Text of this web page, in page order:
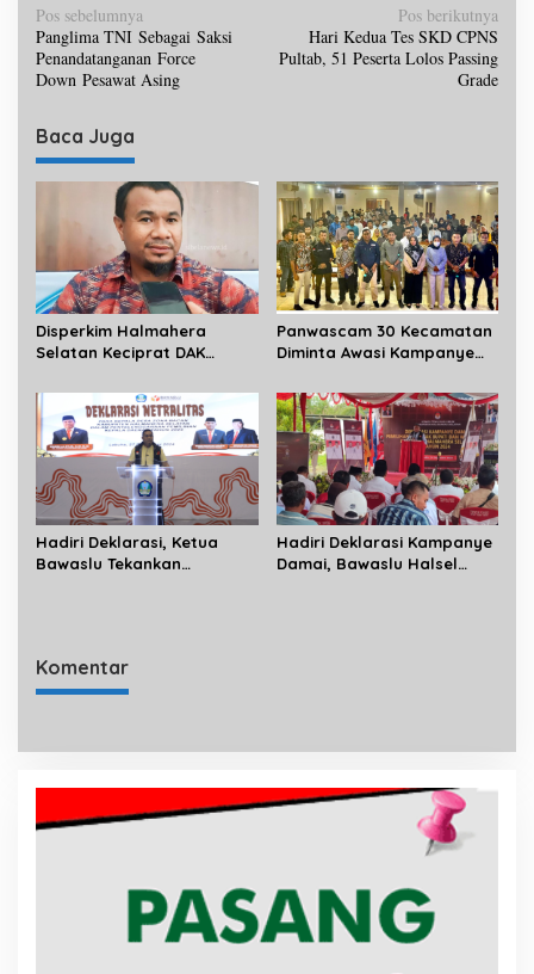
N
a
v
i
g
a
s
i
p
o
s
Pos sebelumnya
Panglima TNI Sebagai Saksi
Penandatanganan Force
Down Pesawat Asing
Pos berikutnya
Hari Kedua Tes SKD CPNS
Pultab, 51 Peserta Lolos Passing
Grade
Baca Juga
Disperkim Halmahera
Selatan Keciprat DAK
Panwascam 30 Kecamatan
Diminta Awasi Kampanye
Wakil Bupati Halsel
Hadiri Deklarasi, Ketua
Bawaslu Tekankan
Hadiri Deklarasi Kampanye
Damai, Bawaslu Halsel
Komentar